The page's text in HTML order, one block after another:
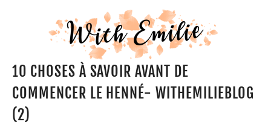
10 CHOSES À SAVOIR AVANT DE
COMMENCER LE HENNÉ- WITHEMILIEBLOG
(2)